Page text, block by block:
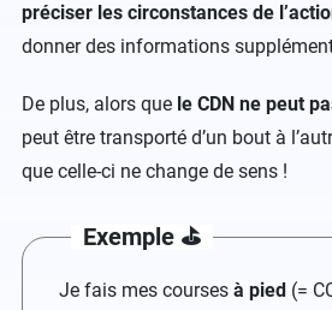
préciser les circonstances de
donner des informations
De plus, alors que le CDN ne peut
peut être transporté d’un bout à
que celle-ci ne change de sens !
Exemple ⛳️
Je fais mes courses à pied (=